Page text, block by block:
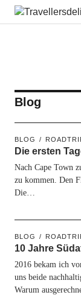
Blog
BLOG
Die ersten
Nach Cape Town
zu kommen. Den
Die…
BLOG
10 Jahre
2016 bekam ich
uns beide
Warum